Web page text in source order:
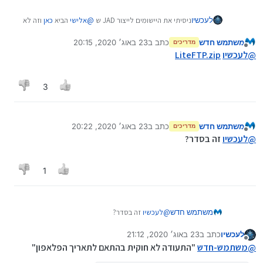
לעכשיוניסיתי את היישומים לייצור JAD ש @אלישי הביא כאן וזה לא
מנותק
משתמש חדש מדריכים כתב ב23 באוג׳ 2020, 20:15
נערך לאחרונה על ידי
@לעכשיוLiteFTP.zip
3
מנותק
משתמש חדש מדריכים כתב ב23 באוג׳ 2020, 20:22
נערך לאחרונה על ידי
@לעכשיוזה בסדר?
1
משתמש חדש@לעכשיוזה בסדר?
מנותק
לעכשיוכתב ב23 באוג׳ 2020, 21:12
נערך לאחרונה על ידי
@משתמש-חדש"התעודה לא חוקית בהתאם לתאריך הפלאפון"